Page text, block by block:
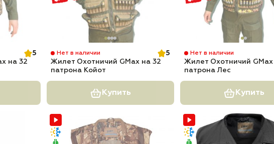
5
на 32
Нет в наличии
5
Жилет Охотничий GMax на 32
патрона Койот
Купить
Нет в наличии
Жилет Охотничий GMax
патрона Лес
Купить